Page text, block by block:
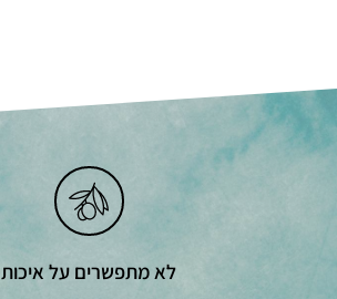
לא מתפשרים על איכות